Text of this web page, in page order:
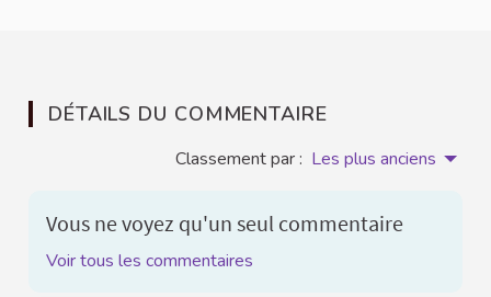
DÉTAILS DU COMMENTAIRE
Classement par : Les plus anciens
Vous ne voyez qu'un seul commentaire
Voir tous les commentaires